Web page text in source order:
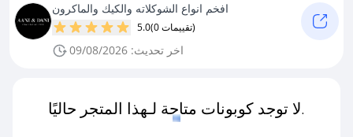
افخم انواع الشوكلاته والكيك والماكرون
5.0 (0 تقييمات)
اخر تحديث: 09/08/2026
لا توجد كوبونات متاحة لـهذا المتجر حاليًا.